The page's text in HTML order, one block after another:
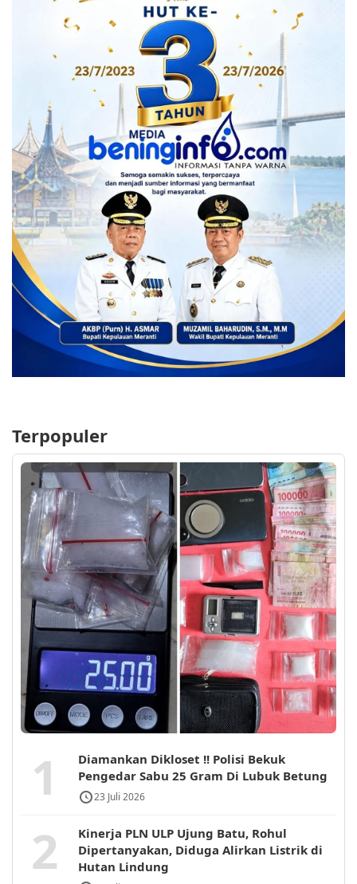
Terpopuler
1
Diamankan Dikloset !! Polisi Bekuk
Pengedar Sabu 25 Gram Di Lubuk Betung
23 Juli 2026
2
Kinerja PLN ULP Ujung Batu, Rohul
Dipertanyakan, Diduga Alirkan Listrik di
Hutan Lindung